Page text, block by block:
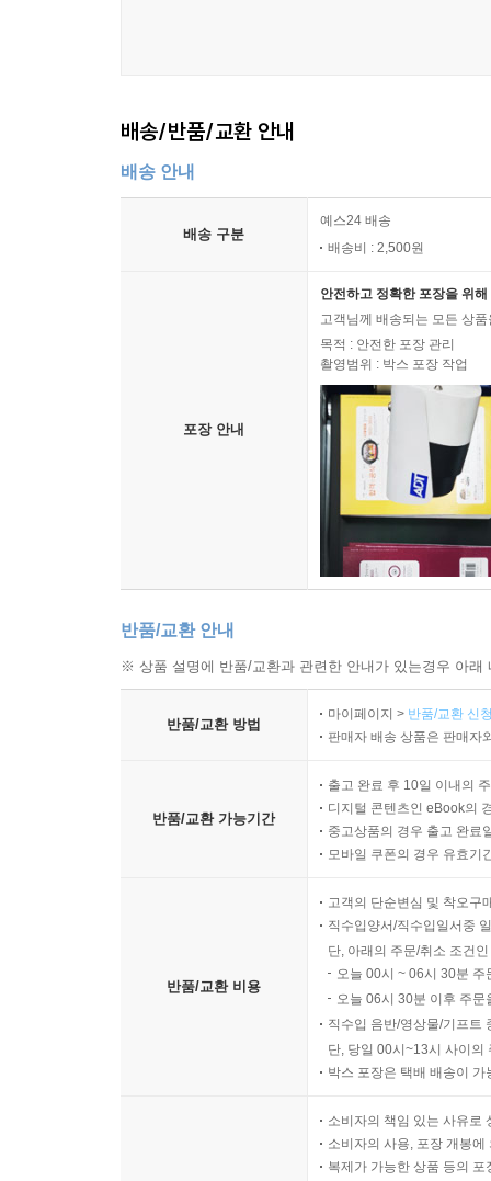
배송/반품/교환 안내
배송 안내
배송 구분
예스24 배송
배송비 : 2,500원
포장 안내
안전하고 정확한 포장을 위
고객님께 배송되는 모든 상
목적 : 안전한 포장 관리
촬영범위 : 박스 포장 작업
반품/교환 안내
※ 상품 설명에 반품/교환과 관련한 안내가 있는경우 아
반품/교환 방법
마이페이지 > 반품/교환 신
판매자 배송 상품은 판매자
반품/교환 가능기간
출고 완료 후 10일 이내의
디지털 콘텐츠인 eBook의
중고상품의 경우 출고 완료
모바일 쿠폰의 경우 유효기
반품/교환 비용
고객의 단순변심 및 착오구
직수입양서/직수입일서중
단, 아래의 주문/취소 조건
오늘 00시 ~ 06시 30분
오늘 06시 30분 이후 주
직수입 음반/영상물/기프트
단, 당일 00시~13시 사이의
박스 포장은 택배 배송이
소비자의 책임 있는 사유로
소비자의 사용, 포장 개봉
복제가 가능한 상품 등의